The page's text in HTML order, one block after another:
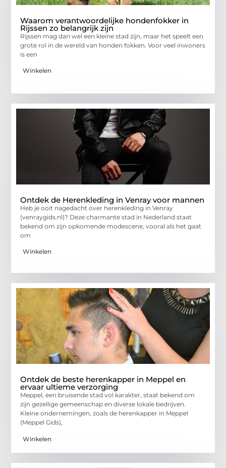
Waarom verantwoordelijke hondenfokker in
Rijssen zo belangrijk zijn
Rijssen mag dan wel een kleine stad zijn, maar het speelt een
grote rol in de wereld van honden fokken. Voor veel inwoners
is een
Winkelen
Ontdek de Herenkleding in Venray voor mannen
Heb je ooit nagedacht over herenkleding in Venray
(venraygids.nl)? Deze charmante stad in Nederland staat
bekend om zijn opkomende modescene, vooral als het gaat
om
Winkelen
Ontdek de beste herenkapper in Meppel en
ervaar ultieme verzorging
Meppel, een bruisende stad vol karakter, staat bekend om
zijn gezellige gemeenschap en diverse lokale bedrijven.
Kleine ondernemingen, zoals de herenkapper in Meppel
(Meppel Gids),
Winkelen